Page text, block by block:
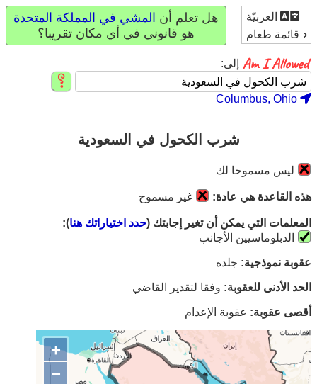
العربيّة
قائمة طعام
هل تعلم أن المشي في المملكة المتحدة
هو قانوني في أي مكان تقريبا؟
إلى:
Columbus, Ohio
شرب الكحول في السعودية
ليس مسموحا لك
هذه القاعدة هي عادة: غير مسموح
المعلمات التي يمكن أن تغير إجابتك (حدد اختياراتك هنا):
الدبلوماسيين الأجانب
عقوبة نموذجية: جلده
الحد الأدنى للعقوبة: وفقا لتقدير القاضي
أقصى عقوبة: عقوبة الإعدام
+
−